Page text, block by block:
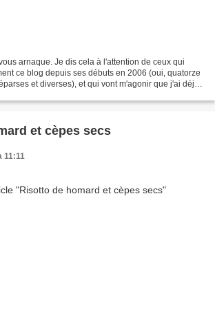
arnaque. Je dis cela à l'attention de ceux qui
ce blog depuis ses débuts en 2006 (oui, quatorze
et diverses), et qui vont m'agonir que j'ai déjà
et cèpes secs
11:11